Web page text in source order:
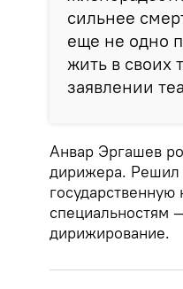
сильнее
еще не одно
жить в своих
заявлении
Анвар Эргашев
дирижера. Решил
специальностям
дирижирование.